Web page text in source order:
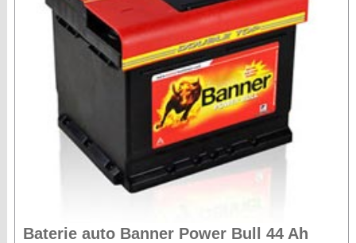
Baterie auto Banner Power Bull 44 Ah